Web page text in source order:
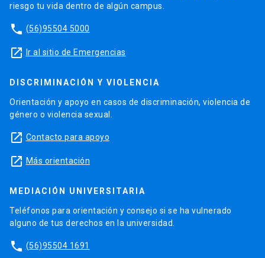
riesgo tu vida dentro de algún campus.
phone (56)95504 5000
launch Ir al sitio de Emergencias
DISCRIMINACIÓN Y VIOLENCIA
Orientación y apoyo en casos de discriminación, violencia de
género o violencia sexual.
launch Contacto para apoyo
launch Más orientación
MEDIACIÓN UNIVERSITARIA
Teléfonos para orientación y consejo si se ha vulnerado
alguno de tus derechos en la universidad.
phone (56)95504 1691